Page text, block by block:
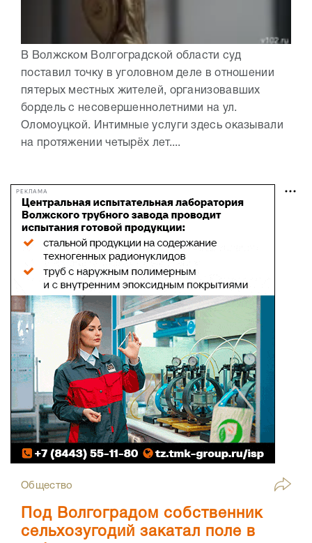
В Волжском Волгоградской области суд
поставил точку в уголовном деле в отношении
пятерых местных жителей, организовавших
бордель с несовершеннолетними на ул.
Оломоуцкой. Интимные услуги здесь оказывали
на протяжении четырёх лет....
РЕКЛАМА
Общество
Под Волгоградом собственник
сельхозугодий закатал поле в